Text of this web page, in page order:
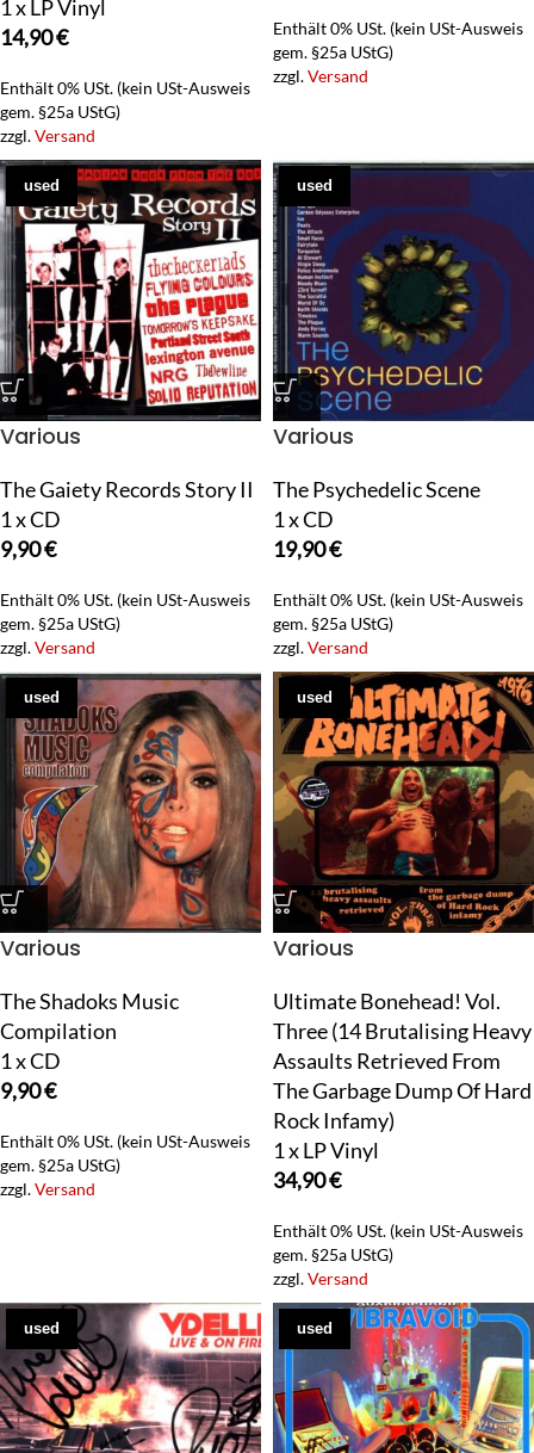
1 x LP Vinyl
14,90€
Enthält 0% USt. (kein USt-Ausweis
gem. §25a UStG)
zzgl.Versand
Enthält 0% USt. (kein USt-Ausweis
gem. §25a UStG)
zzgl.Versand
used
Various
The Gaiety Records Story II
1 x CD
9,90€
Enthält 0% USt. (kein USt-Ausweis
gem. §25a UStG)
zzgl.Versand
used
Various
The Psychedelic Scene
1 x CD
19,90€
Enthält 0% USt. (kein USt-Ausweis
gem. §25a UStG)
zzgl.Versand
used
Various
The Shadoks Music
Compilation
1 x CD
9,90€
Enthält 0% USt. (kein USt-Ausweis
gem. §25a UStG)
zzgl.Versand
used
Various
Ultimate Bonehead! Vol.
Three (14 Brutalising Heavy
Assaults Retrieved From
The Garbage Dump Of Hard
Rock Infamy)
1 x LP Vinyl
34,90€
Enthält 0% USt. (kein USt-Ausweis
gem. §25a UStG)
zzgl.Versand
used used